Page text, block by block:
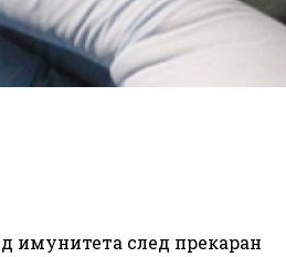
имунитета след прекаран